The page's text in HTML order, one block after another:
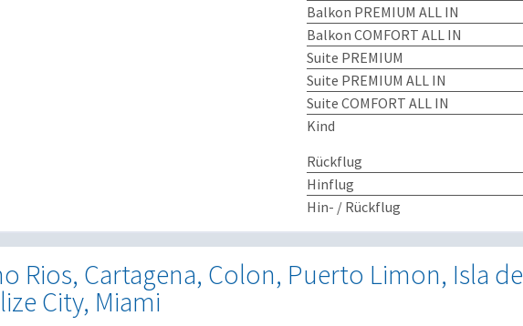
Balkon PREMIUM ALL IN
Balkon COMFORT ALL IN
Suite PREMIUM
Suite PREMIUM ALL IN
Suite COMFORT ALL IN
Kind
Rückflug
Hinflug
Hin- / Rückflug
Rios, Cartagena, Colon, Puerto Limon, Isla de
City, Miami